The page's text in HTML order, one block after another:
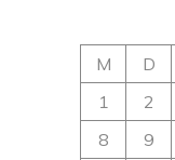
M
D
1
2
8
9